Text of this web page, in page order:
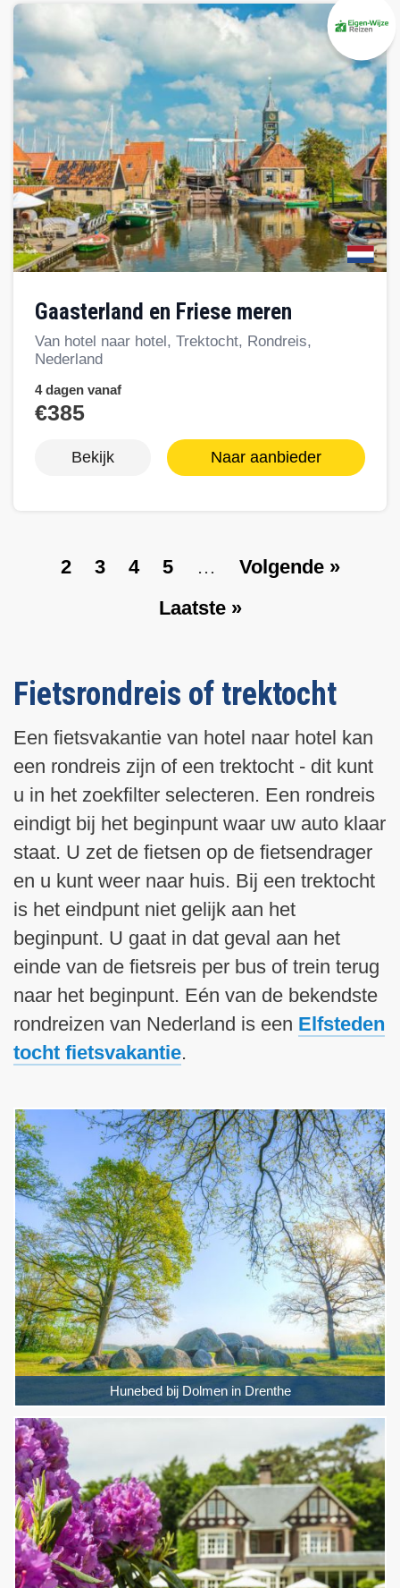
Gaasterland en Friese meren
Van hotel naar hotel, Trektocht, Rondreis,
Nederland
4 dagen vanaf
€385
Bekijk Naar aanbieder
Paginering
P
2
P
3
P
4
P
g
5 …
V
l
n
d
e
a
g
i
n
a
Volgende »
L
t
s
e
p
a
g
i
n
a
Laatste »
Fietsrondreis of trektocht
Een fietsvakantie van hotel naar hotel kan
een rondreis zijn of een trektocht - dit kunt
u in het zoekfilter selecteren. Een rondreis
eindigt bij het beginpunt waar uw auto klaar
staat. U zet de fietsen op de fietsendrager
en u kunt weer naar huis. Bij een trektocht
is het eindpunt niet gelijk aan het
beginpunt. U gaat in dat geval aan het
einde van de fietsreis per bus of trein terug
naar het beginpunt. Eén van de bekendste
rondreizen van Nederland is een Elfsteden
tocht fietsvakantie.
Hunebed bij Dolmen in Drenthe